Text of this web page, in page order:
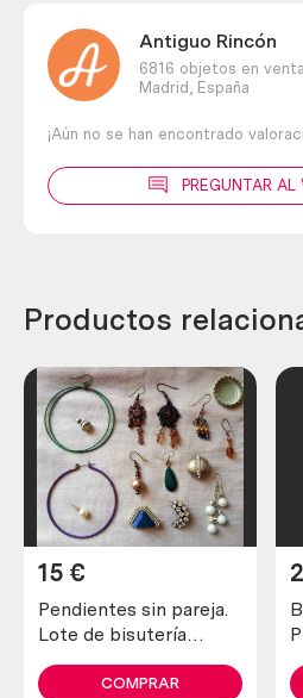
Antiguo Rincón
6816 objetos en venta
Madrid,
España
¡Aún no se han encontrado
PREGUNTAR AL
Productos
Pendientes sin pareja.
Lote de bisutería
15 €
COMPRAR